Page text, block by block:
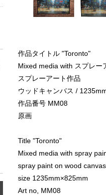
作品タイトル "Toronto"
Mixed media with スプレー
スプレーアート作品
ウッドキャンバス /
作品番号 MM08
原画
Title "Toronto"
Mixed media with spray
spray paint on wood canvas
size 1235mm×825mm
Art no, MM08